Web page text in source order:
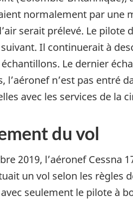
normalement par une
serait prélevé. Le pilote
Il continuerait à
Le dernier
l’aéronef n’est pas entré
avec les services de la
du vol
2019, l’aéronef
un vol selon les règles
seulement le pilote à